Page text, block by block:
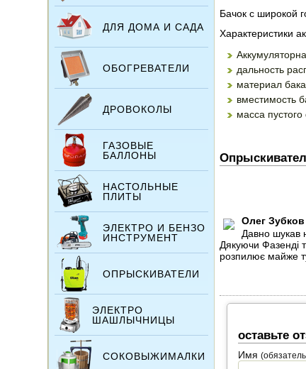
ДЛЯ ДОМА И САДА
ОБОГРЕВАТЕЛИ
ДРОВОКОЛЫ
ГАЗОВЫЕ
БАЛЛОНЫ
НАСТОЛЬНЫЕ
ПЛИТЫ
ЭЛЕКТРО И БЕНЗО
ИНСТРУМЕНТ
ОПРЫСКИВАТЕЛИ
ЭЛЕКТРО
ШАШЛЫЧНИЦЫ
СОКОВЫЖИМАЛКИ
Бачок с широкой
Характеристики
дальность
материал
вместимость
масса
Олег Зубков
Давно шукав
Дякуючи Фазенді
розпилює майже
оставьте
Имя